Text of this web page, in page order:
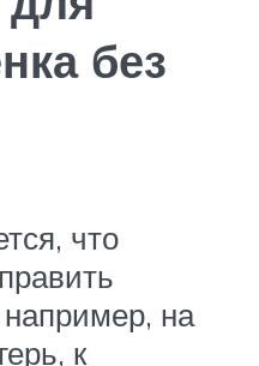
без
что
на
к